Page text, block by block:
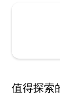
值得探索